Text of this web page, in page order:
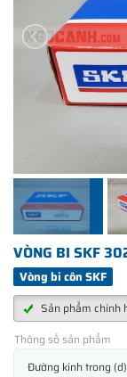
VÒNG BI SKF
Vòng bi côn SKF
Sản phẩm chính
Thông số sản phẩm
Đường kính trong